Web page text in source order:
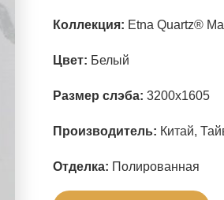
Коллекция: Etna Quartz®
Цвет: Белый
Размер слэба: 3200x1605
Производитель: Китай,
Отделка: Полированная